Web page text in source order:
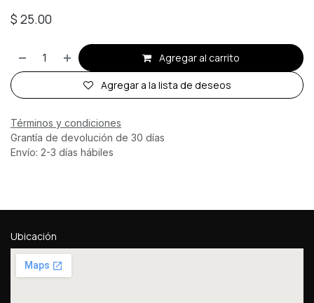
$ 25.00
Agregar al carrito
Agregar a la lista de deseos
Términos y condiciones
Grantía de devolución de 30 días
Envío: 2-3 días hábiles
Ubicación